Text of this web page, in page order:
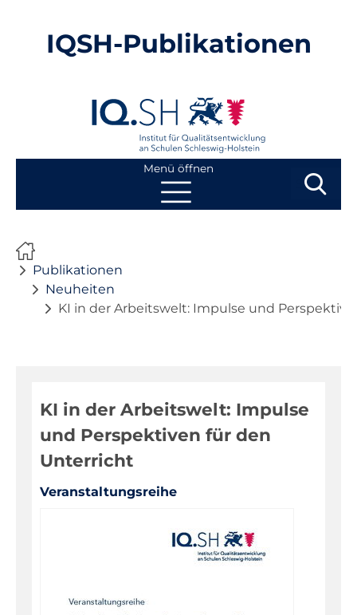
IQSH-Publikationen
Menü öffnen
Publikationen
Evaluationen, Bildungsmonitoring
Fortbildungen
Informationen für Eltern
Inklusion, Sonderpädagogik
Unterrichtsfächer
Publikationen
Neuheiten
KI in der Arbeitswelt: Impulse und
KI in der Arbeitswelt: Impulse
und Perspektiven für den
Unterricht
Veranstaltungsreihe